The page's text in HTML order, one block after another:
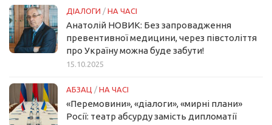
ДІАЛОГИ / НА ЧАСІ
Анатолій НОВИК: Без запровадження
превентивної медицини, через півстоліття
про Україну можна буде забути!
15.10.2025
АБЗАЦ / НА ЧАСІ
«Перемовини», «діалоги», «мирні плани»
Росії: театр абсурду замість дипломатії